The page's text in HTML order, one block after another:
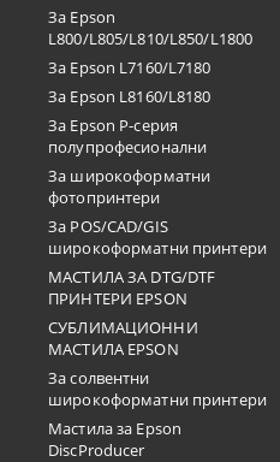
За Epson
L800/L805/L810/L850/L1800
За Epson L7160/L7180
За Epson L8160/L8180
За Epson P-серия
полупрофесионални
За широкоформатни
фотопринтери
За POS/CAD/GIS
широкоформатни принтери
МАСТИЛА ЗА DTG/DTF
ПРИНТЕРИ EPSON
СУБЛИМАЦИОННИ
МАСТИЛА EPSON
За солвентни
широкоформатни принтери
Мастила за Epson
DiscProducer